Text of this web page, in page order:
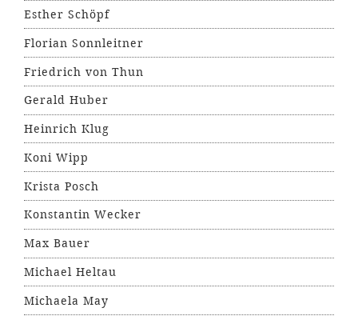
Esther Schöpf
Florian Sonnleitner
Friedrich von Thun
Gerald Huber
Heinrich Klug
Koni Wipp
Krista Posch
Konstantin Wecker
Max Bauer
Michael Heltau
Michaela May